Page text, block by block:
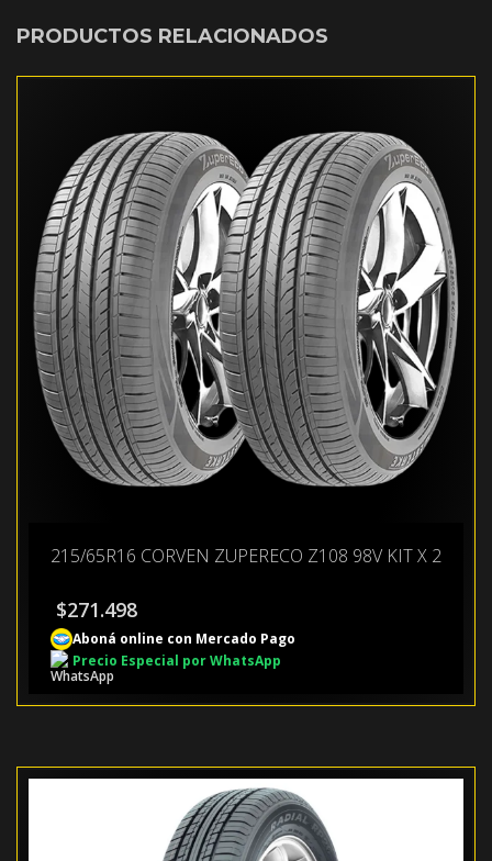
PRODUCTOS RELACIONADOS
215/65R16 CORVEN ZUPERECO Z108 98V KIT X 2
$271.498
Aboná online con Mercado Pago
Precio Especial por WhatsApp